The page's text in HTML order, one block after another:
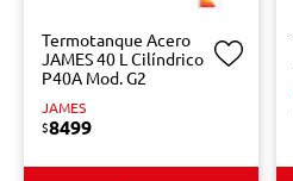
Termotanque Acero
JAMES 40 L Cilíndrico
P40A Mod. G2
JAMES
$8499